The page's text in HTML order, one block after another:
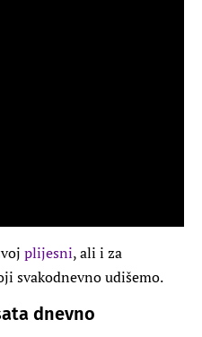
plijesni, ali i za
svakodnevno udišemo.
dnevno